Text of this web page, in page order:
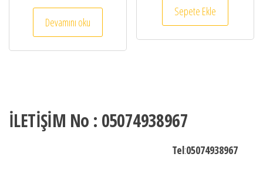
Devamını oku
Sepete Ekle
İLETİŞİM No : 05074938967
Tel:05074938967